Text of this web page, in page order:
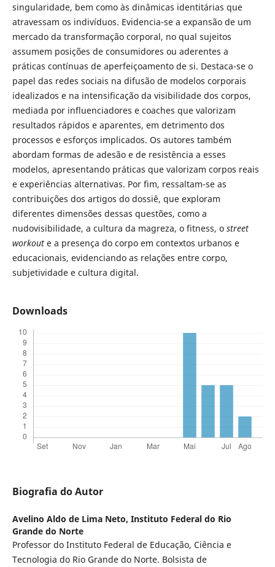
singularidade, bem como às dinâmicas identitárias que
atravessam os indivíduos. Evidencia-se a expansão de um
mercado da transformação corporal, no qual sujeitos
assumem posições de consumidores ou aderentes a
práticas contínuas de aperfeiçoamento de si. Destaca-se o
papel das redes sociais na difusão de modelos corporais
idealizados e na intensificação da visibilidade dos corpos,
mediada por influenciadores e coaches que valorizam
resultados rápidos e aparentes, em detrimento dos
processos e esforços implicados. Os autores também
abordam formas de adesão e de resistência a esses
modelos, apresentando práticas que valorizam corpos reais
e experiências alternativas. Por fim, ressaltam-se as
contribuições dos artigos do dossiê, que exploram
diferentes dimensões dessas questões, como a
nudovisibilidade, a cultura da magreza, o fitness, o street
workoute a presença do corpo em contextos urbanos e
educacionais, evidenciando as relações entre corpo,
subjetividade e cultura digital.
Downloads
Biografia do Autor
Avelino Aldo de Lima Neto, Instituto Federal do Rio
Grande do Norte
Professor do Instituto Federal de Educação, Ciência e
Tecnologia do Rio Grande do Norte. Bolsista de